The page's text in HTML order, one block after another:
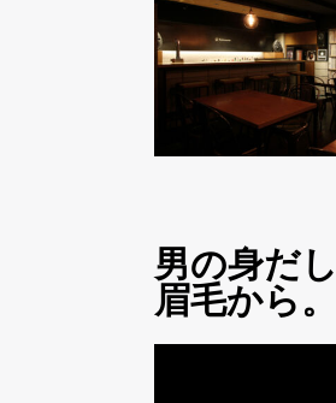
男の身だ
眉毛から。